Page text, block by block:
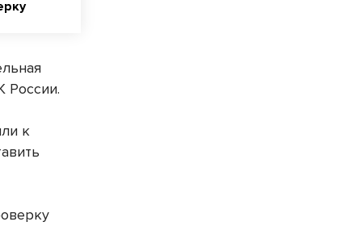
России.
к